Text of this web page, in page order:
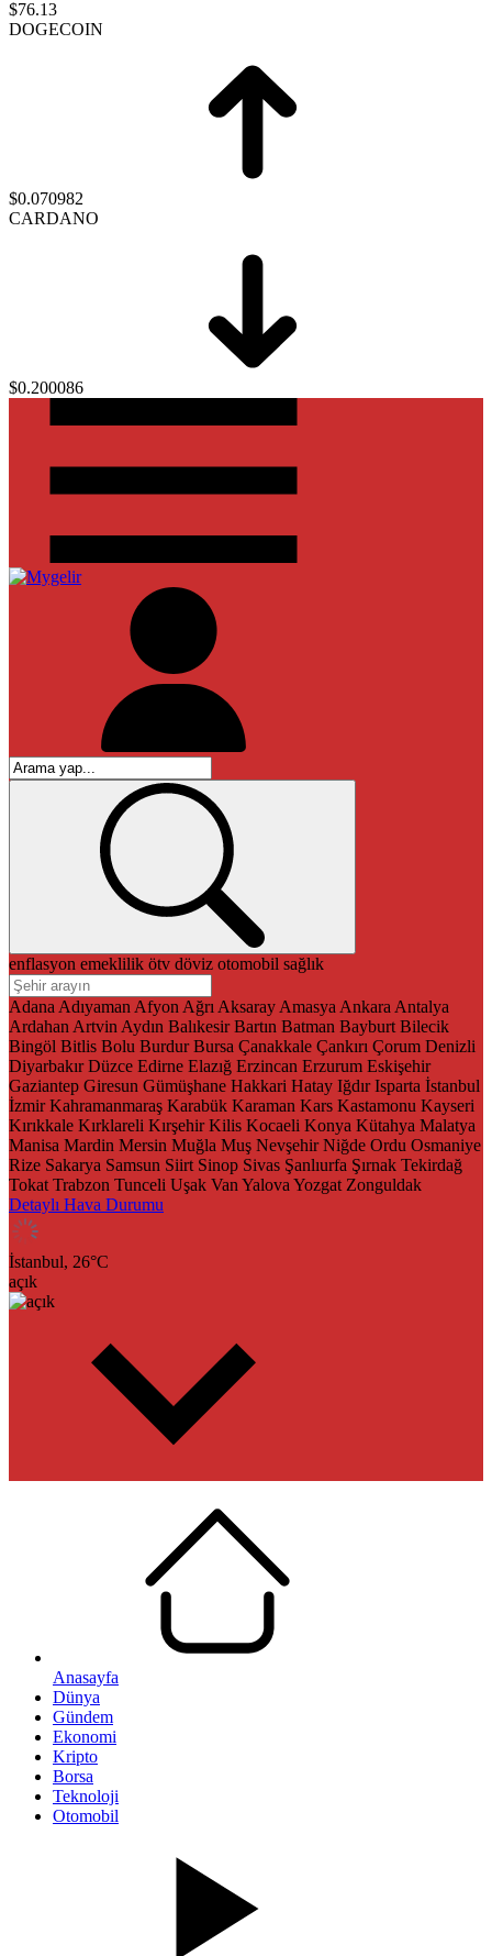
$76.13
DOGECOIN
$0.070982
CARDANO
$0.200086
enflasyon emeklilik ötv döviz otomobil sağlık
Adana Adıyaman Afyon Ağrı Aksaray Amasya Ankara Antalya
Ardahan Artvin Aydın Balıkesir Bartın Batman Bayburt Bilecik
Bingöl Bitlis Bolu Burdur Bursa Çanakkale Çankırı Çorum Denizli
Diyarbakır Düzce Edirne Elazığ Erzincan Erzurum Eskişehir
Gaziantep Giresun Gümüşhane Hakkari Hatay Iğdır Isparta İstanbul
İzmir Kahramanmaraş Karabük Karaman Kars Kastamonu Kayseri
Kırıkkale Kırklareli Kırşehir Kilis Kocaeli Konya Kütahya Malatya
Manisa Mardin Mersin Muğla Muş Nevşehir Niğde Ordu Osmaniye
Rize Sakarya Samsun Siirt Sinop Sivas Şanlıurfa Şırnak Tekirdağ
Tokat Trabzon Tunceli Uşak Van Yalova Yozgat Zonguldak
Detaylı Hava Durumu
İstanbul, 26°C
açık
Anasayfa
Dünya
Gündem
Ekonomi
Kripto
Borsa
Teknoloji
Otomobil